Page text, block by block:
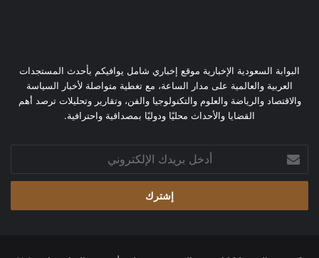
البوابة السعودية الإخبارية موقع إخباري شامل يوافيكم بأحدث المستجدات
العربية والعالمية على مدار الساعة، مع تغطية متواصلة لأخبار السياسة
والاقتصاد والرياضة والعلوم والتكنولوجيا والفن، وتقارير وتحليلات ترصد أهم
القضايا والأحداث محليًا ودوليًا بمصداقية واحترافية.
بريدك
الإلكتروني